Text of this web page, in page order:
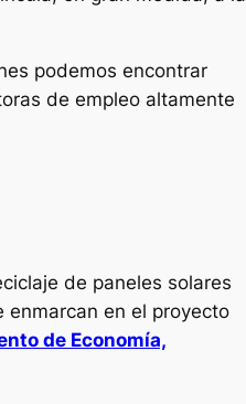
podemos encontrar
de empleo altamente
de paneles solares
enmarcan en el proyecto
de Economía,